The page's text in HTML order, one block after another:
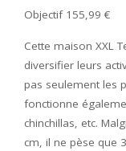
Objectif 155,99 €
Cette maison XXL
diversifier leurs
pas seulement les
fonctionne
chinchillas, etc.
cm, il ne pèse que